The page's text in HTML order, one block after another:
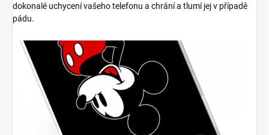
dokonalé uchycení vašeho telefonu a chrání a tlumí jej v případě
pádu.